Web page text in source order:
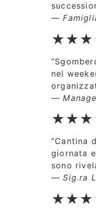
—
nel
—
“Cantina
giornata
sono
— Sig.ra